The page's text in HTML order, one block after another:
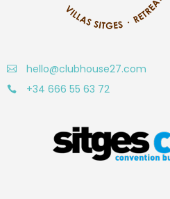
hello@clubhouse27.com
+34 666 55 63 72